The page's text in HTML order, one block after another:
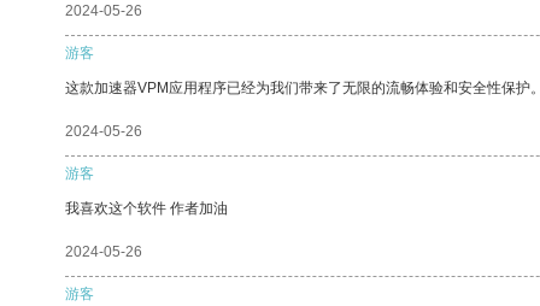
2024-05-26
游客
这款加速器VPM应用程序已经为我们带来了无限的流畅体验和安全性保护
2024-05-26
游客
我喜欢这个软件 作者加油
2024-05-26
游客